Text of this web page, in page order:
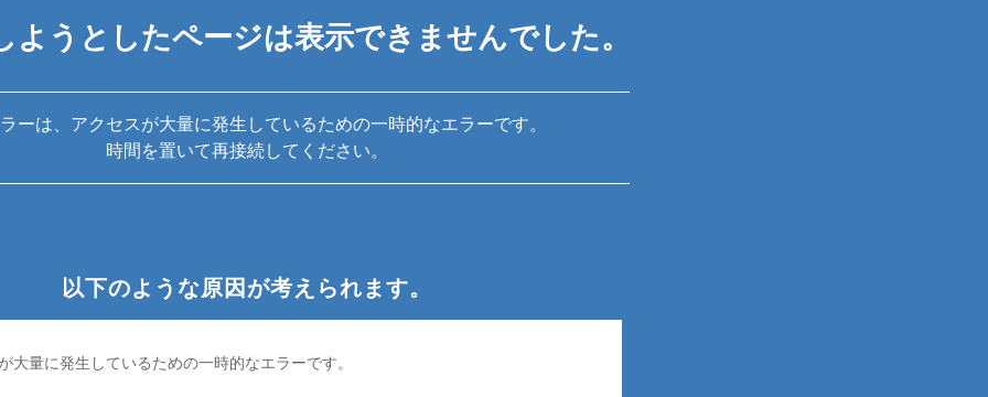
ようとしたページは表示できませんでした。
ーは、アクセスが大量に発生しているための一時的なエラーです。
時間を置いて再接続してください。
以下のような原因が考えられます。
大量に発生しているための一時的なエラーです。